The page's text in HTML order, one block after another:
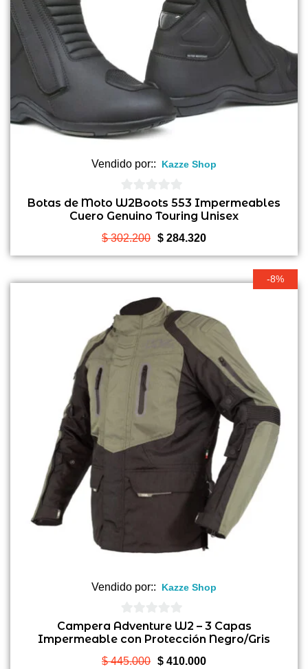
Vendido por:: Kazze Shop
0
de
5
Botas de Moto W2Boots 553 Impermeables
Cuero Genuino Touring Unisex
$302.200 El
precio
$ 302.200.
$ 284.320El
precio
-8%
Vendido por:: Kazze Shop
0
de
5
Campera Adventure W2 – 3 Capas
Impermeable con Protección Negro/Gris
$445.000 El
$ 410.000El